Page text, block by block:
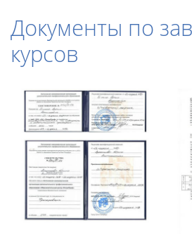
Документы по
курсов